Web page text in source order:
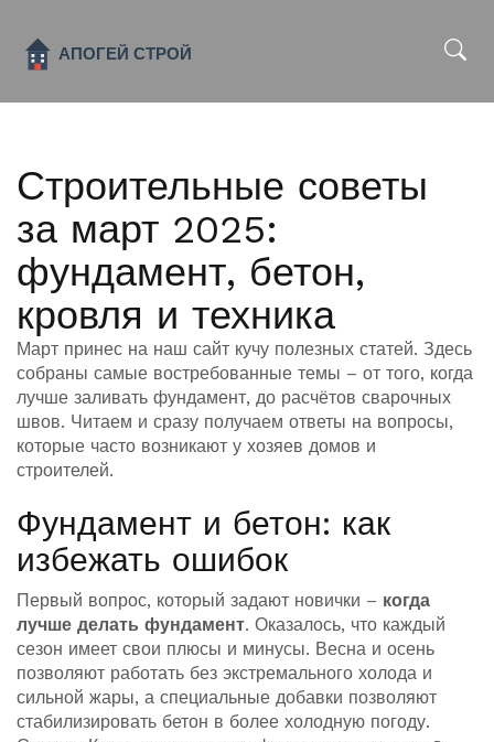
Строительные советы
за март 2025:
фундамент, бетон,
кровля и техника
Март принес на наш сайт кучу полезных статей. Здесь
собраны самые востребованные темы – от того, когда
лучше заливать фундамент, до расчётов сварочных
швов. Читаем и сразу получаем ответы на вопросы,
которые часто возникают у хозяев домов и
строителей.
Фундамент и бетон: как
избежать ошибок
Первый вопрос, который задают новички – когда
лучше делать фундамент. Оказалось, что каждый
сезон имеет свои плюсы и минусы. Весна и осень
позволяют работать без экстремального холода и
сильной жары, а специальные добавки позволяют
стабилизировать бетон в более холодную погоду.